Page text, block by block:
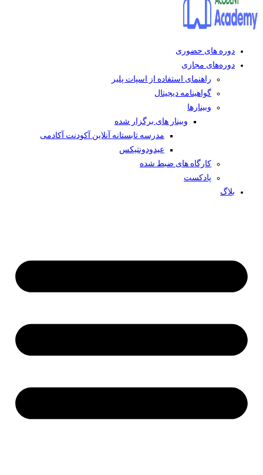
دوره های حضوری
دوره‌های مجازی
راهنمای استفاده از اسپات پلیر
گواهینامه دیجیتال
وبینار‌ها
وبینار های برگزار شده
مدرسه تابستانه آنلاین آکودنت آکادمی
عیدودونتیکس
کارگاه های ضبط شده
پادکست
بلاگ